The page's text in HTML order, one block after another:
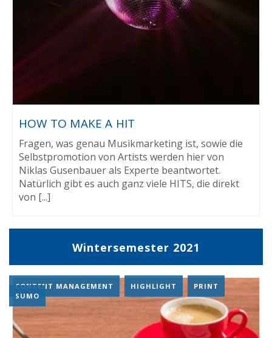
HOW TO MAKE A HIT
Fragen, was genau Musikmarketing ist, sowie die
Selbstpromotion von Artists werden hier von
Niklas Gusenbauer als Experte beantwortet.
Natürlich gibt es auch ganz viele HITS, die direkt
von [...]
Wintersemester 2021
CONTENT MANAGEMENT , HIGHLIGHT , PRINT
,
SUMO